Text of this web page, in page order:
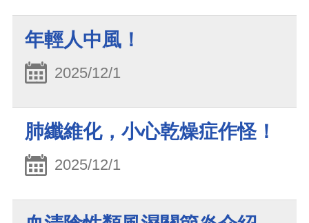
年輕人中風！
2025/12/1
肺纖維化，小心乾燥症作怪！
2025/12/1